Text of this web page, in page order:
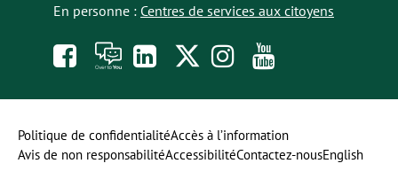
En personne : Centres de services aux citoyens
Like
us
on
À
toi
la
opens
in
a
Follow
us
on
Follow
us
on
to
our
Politique de confidentialitéAccès à l’information
Avis de non responsabilitéAccessibilitéContactez-nousEnglish